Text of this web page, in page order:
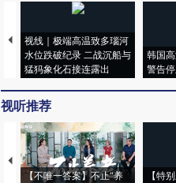
视线｜极端高温致多瑙河
水位跌破纪录 二战沉船与
猛犸象化石接连露出
韩国
警告
视听推荐
【不唯一答案】不止“养
【特